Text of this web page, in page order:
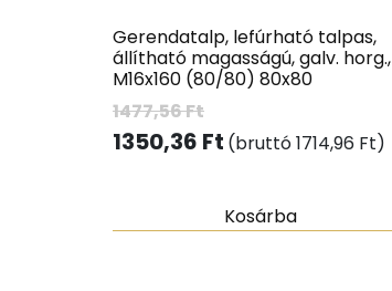
Gerendatalp, lefúrható talpas,
állítható magasságú, galv. horg.,
M16x160 (80/80) 80x80
1477,56Ft
1350,36 Ft (bruttó1714,96 Ft)
Kosárba